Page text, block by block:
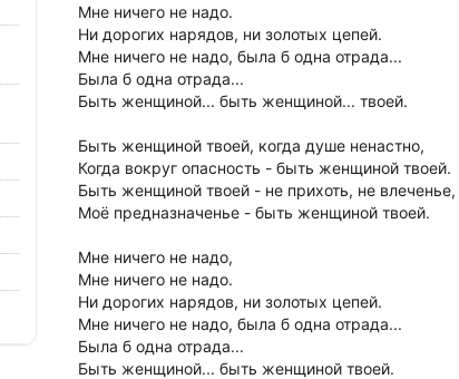
Мне ничего не надо.
Ни дорогих нарядов, ни золотых цепей.
Мне ничего не надо, была б одна отрада...
Была б одна отрада...
Быть женщиной... быть женщиной... твоей.
Быть женщиной твоей, когда душе ненастно,
Когда вокруг опасность - быть женщиной твоей.
Быть женщиной твоей - не прихоть, не влеченье,
Моё предназначенье - быть женщиной твоей.
Мне ничего не надо,
Мне ничего не надо.
Ни дорогих нарядов, ни золотых цепей.
Мне ничего не надо, была б одна отрада...
Была б одна отрада...
Быть женщиной... быть женщиной твоей.